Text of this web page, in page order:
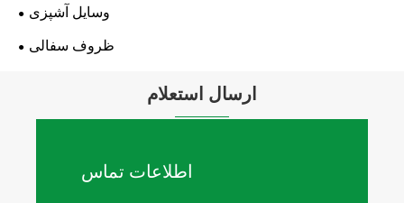
وسایل آشپزی
ظروف سفالی
ارسال استعلام
اطلاعات تماس